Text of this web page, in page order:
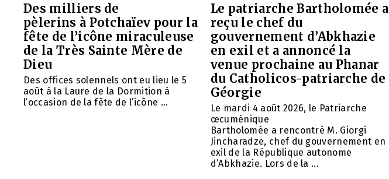
Des milliers de
pèlerins à Potchaïev pour la
fête de l’icône miraculeuse
de la Très Sainte Mère de
Dieu
Des offices solennels ont eu lieu le 5
août à la Laure de la Dormition à
l’occasion de la fête de l’icône ...
Le patriarche Bartholomée a
reçu le chef du
gouvernement d’Abkhazie
en exil et a annoncé la
venue prochaine au Phanar
du Catholicos-patriarche de
Géorgie
Le mardi 4 août 2026, le Patriarche
œcuménique
Bartholomée a rencontré M. Giorgi
Jincharadze, chef du gouvernement en
exil de la République autonome
d’Abkhazie. Lors de la ...